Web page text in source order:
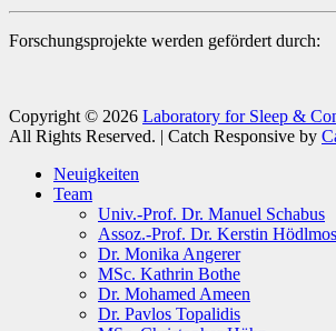
Forschungsprojekte werden gefördert durch:
Copyright © 2026 Laboratory for Sleep &
All Rights Reserved. | Catch Responsive by
Neuigkeiten
Team
Univ.-Prof. Dr. Manuel Schabus
Assoz.-Prof. Dr. Kerstin
Dr. Monika Angerer
MSc. Kathrin Bothe
Dr. Mohamed Ameen
Dr. Pavlos Topalidis